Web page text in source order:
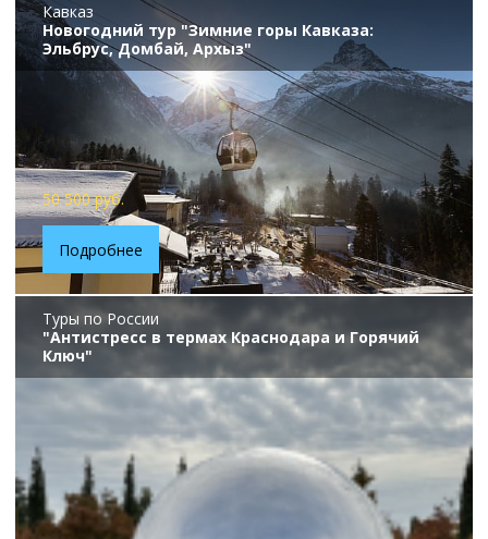
Кавказ
Новогодний тур "Зимние горы Кавказа:
Эльбрус, Домбай, Архыз"
50 500 руб.
Подробнее
Туры по России
"Антистресс в термах Краснодара и Горячий
Ключ"